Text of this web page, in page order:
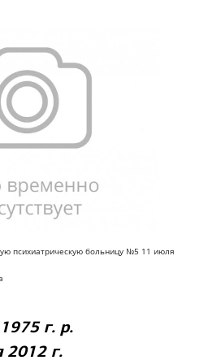
психиатрическую больницу №5 11 июля
г. р.
2012 г.